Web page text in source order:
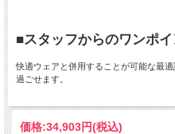
■スタッフからのワンポ
快適ウェアと併用することが可能な最
過ごせます。
価格:34,903円(税込)